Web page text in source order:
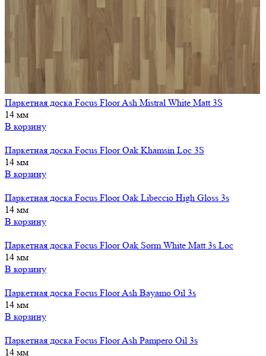
Паркетная доска Focus Floor Ash Mistral White Matt 3S
14 мм
В корзину
Паркетная доска Focus Floor Oak Khamsin Loc 3S
14 мм
В корзину
Паркетная доска Focus Floor Oak Libeccio High Gloss 3s
14 мм
В корзину
Паркетная доска Focus Floor Oak Sorm White Matt 3s Loc
14 мм
В корзину
Паркетная доска Focus Floor Ash Bayamo Oil 3s
14 мм
В корзину
Паркетная доска Focus Floor Ash Pampero Oil 3s
14 мм